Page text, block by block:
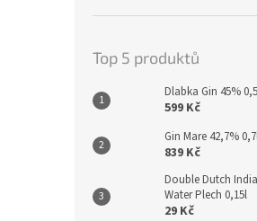
Top 5 produktů
Dlabka Gin 45%
599 Kč
Gin Mare 42,7%
839 Kč
Double Dutch
Water Plech 0,15l
29 Kč